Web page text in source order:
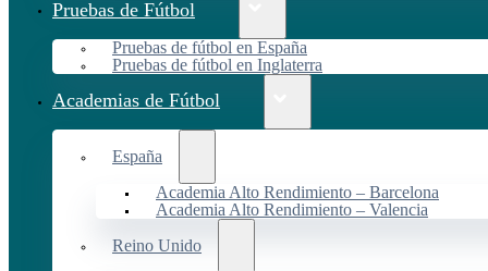
Pruebas de Fútbol
Pruebas de fútbol en España
Pruebas de fútbol en Inglaterra
Academias de Fútbol
España
Academia Alto Rendimiento – Barcelona
Academia Alto Rendimiento – Valencia
Reino Unido